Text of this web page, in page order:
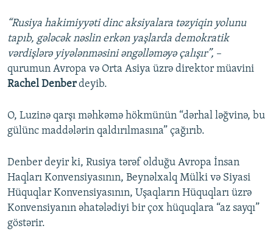
“Rusiya hakimiyyəti dinc aksiyalara təzyiqin yolunu
tapıb, gələcək nəslin erkən yaşlarda demokratik
vərdişlərə yiyələnməsini əngəlləməyə çalışır”, –
qurumun Avropa və Orta Asiya üzrə direktor müavini
Rachel Denberdeyib.
O, Luzinə qarşı məhkəmə hökmünün “dərhal ləğvinə, bu
gülünc maddələrin qaldırılmasına” çağırıb.
Denber deyir ki, Rusiya tərəf olduğu Avropa İnsan
Haqları Konvensiyasının, Beynəlxalq Mülki və Siyasi
Hüquqlar Konvensiyasının, Uşaqların Hüquqları üzrə
Konvensiyanın əhatələdiyi bir çox hüquqlara “az sayqı”
göstərir.